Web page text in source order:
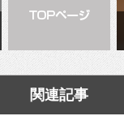
関連記事